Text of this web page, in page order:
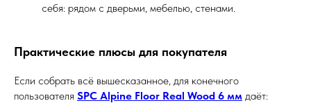
себя: рядом с дверьми, мебелью, стенами.
Практические плюсы для покупателя
Если собрать всё вышесказанное, для конечного
пользователя SPC Alpine Floor Real Wood 6 мм даёт: